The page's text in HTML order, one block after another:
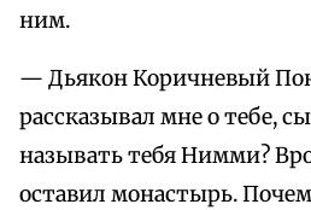
ним.
— Дьякон Коричневый
рассказывал мне о тебе,
называть тебя Нимми?
оставил монастырь.